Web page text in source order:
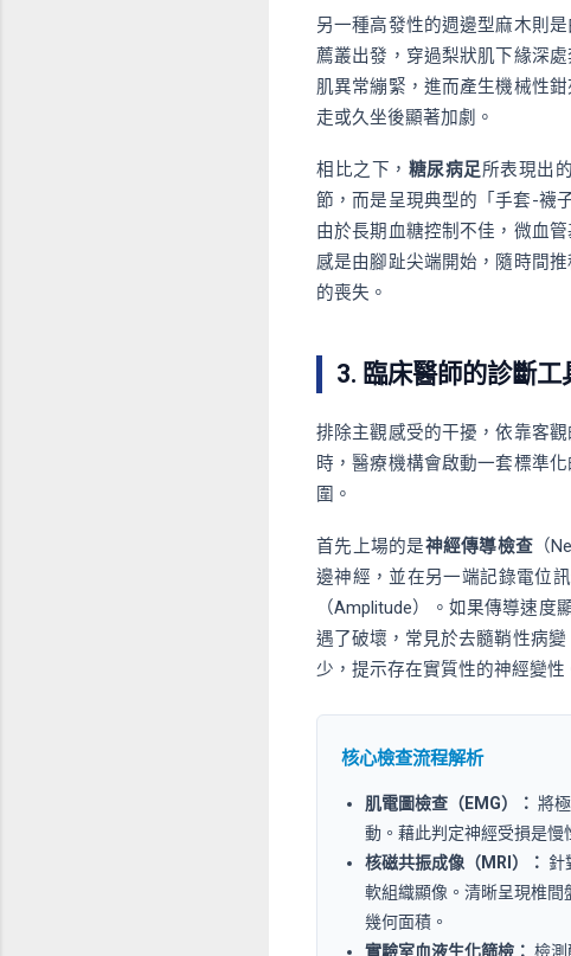
另一種高發性的週邊型麻木則是
薦叢出發，穿過梨狀肌下緣深
肌異常繃緊，進而產生機械性
走或久坐後顯著加劇。
相比之下， 糖尿病足所表現出的
節，而是呈現典型的「手套-襪
由於長期血糖控制不佳，微血
感是由腳趾尖端開始，隨時間
的喪失。
3. 臨床醫師的診斷
排除主觀感受的干擾，依靠客
時，醫療機構會啟動一套標準化
圍。
首先上場的是神經傳導檢查 （
邊神經，並在另一端記錄電位
（Amplitude）。如果傳導速
遇了破壞，常見於去髓鞘性病
少，提示存在實質性的神經變性
核心檢查流程解析
肌電圖檢查（EMG）： 將
動。藉此判定神經受損是慢
核磁共振成像（MRI）： 針
軟組織顯像。清晰呈現椎
幾何面積。
實驗室血液生化篩檢： 檢測